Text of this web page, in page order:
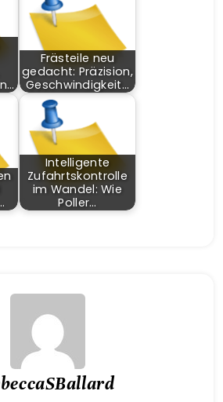
Frästeile neu
gedacht: Präzision,
Geschwindigkeit…
Intelligente
Zufahrtskontrolle
im Wandel: Wie
Poller…